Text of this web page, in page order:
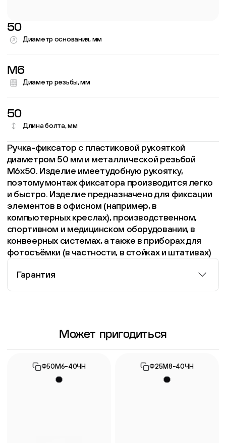
50
Диаметр основания, мм
M6
Диаметр резьбы, мм
50
Длина болта, мм
Ручка-фиксатор с пластиковой рукояткой
диаметром 50 мм и металлической резьбой
М6х50. Изделие имеет удобную рукоятку,
поэтому монтаж фиксатора производится легко
и быстро. Изделие предназначено для фиксации
элементов в офисном (например, в
компьютерных креслах), производственном,
спортивном и медицинском оборудовании, в
конвеерных системах, а также в приборах для
фотосъёмки (в частности, в стойках и штативах)
Гарантия
Информация о гарантии
Может пригодиться
Ф50М6-40ЧН Ф25М8-40ЧН